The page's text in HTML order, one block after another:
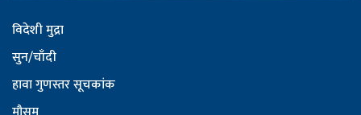
विदेशी मुद्रा
सुन/चाँदी
हावा गुणस्तर सूचकांक